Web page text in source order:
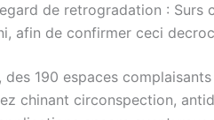
de retrogradation : Surs
afin de confirmer ceci
des 190 espaces
chinant circonspection,